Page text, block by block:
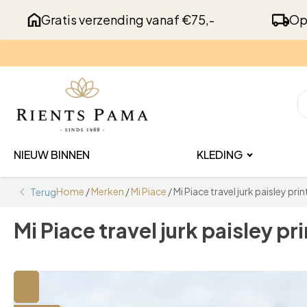
Gratis verzending vanaf €75,-
NIEUW BINNEN KLEDING
TerugHome /Merken /Mi Piace / Mi Piace travel jurk paisley
Mi Piace travel jurk paisley